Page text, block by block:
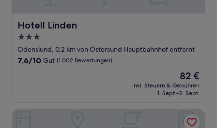
Hotell Linden
Hotell Linden
3.0-
Sterne-
Unterkunft
Odenslund, 0,2 km von Östersund Hauptbahnhof entfernt
7.6
7,6/10 Gut (1.002 Bewertungen)
Der
Preis
beträgt
82 €
inkl. Steuern & Gebühren
1. Sept.–2. Sept.